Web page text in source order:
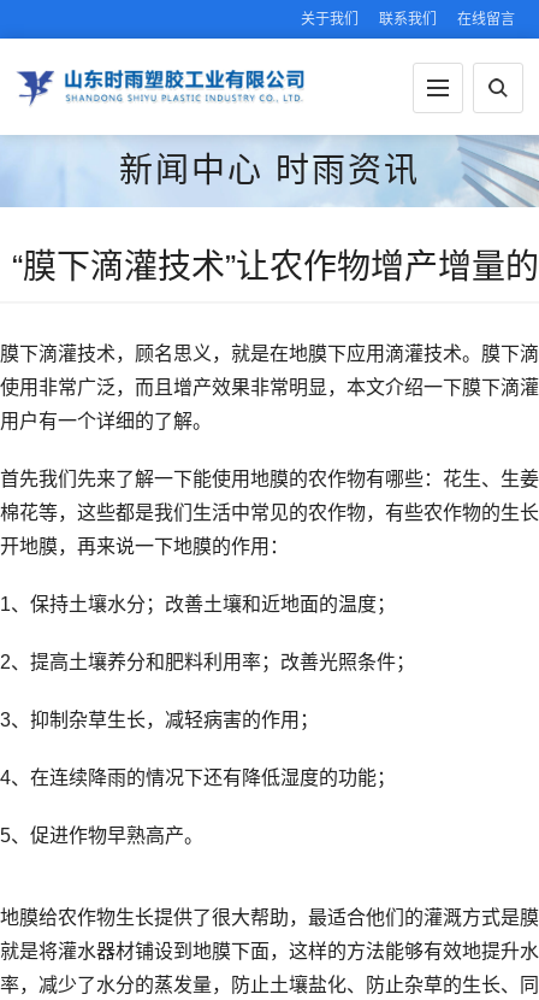
关于我们 联系我们 在线留言
新闻中心 时雨资讯
“膜下滴灌技术”让农作物增产增量
膜下滴灌技术，顾名思义，就是在地膜下应用滴灌技术。膜下
使用非常广泛，而且增产效果非常明显，本文介绍一下膜下滴
用户有一个详细的了解。
首先我们先来了解一下能使用地膜的农作物有哪些：花生、生
棉花等，这些都是我们生活中常见的农作物，有些农作物的生
开地膜，再来说一下地膜的作用：
1、保持土壤水分；改善土壤和近地面的温度；
2、提高土壤养分和肥料利用率；改善光照条件；
3、抑制杂草生长，减轻病害的作用；
4、在连续降雨的情况下还有降低湿度的功能；
5、促进作物早熟高产。
地膜给农作物生长提供了很大帮助，最适合他们的灌溉方式是
就是将灌水器材铺设到地膜下面，这样的方法能够有效地提升
率，减少了水分的蒸发量，防止土壤盐化、防止杂草的生长、